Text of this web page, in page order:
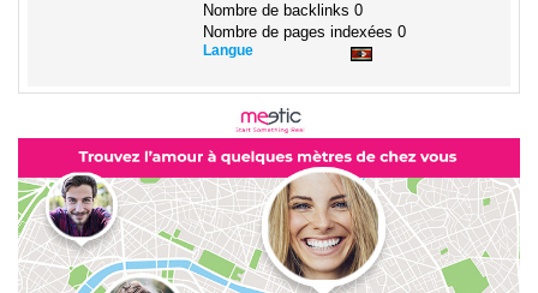
Nombre de backlinks 0
Nombre de pages indexées 0
Langue